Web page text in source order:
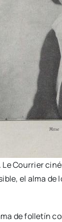
Courrier
el alma de
de folletín